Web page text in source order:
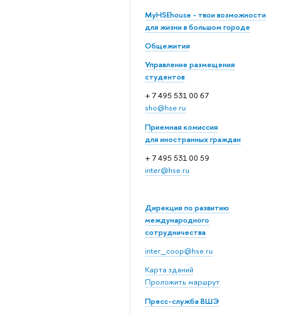
MyHSEhouse - твои возможности
для жизни в большом городе
Общежития
Управление размещения
студентов
+ 7 495 531 00 67
sho@hse.ru
Приемная комиссия
для иностранных граждан
+ 7 495 531 00 59
inter@hse.ru
Дирекция по развитию
международного
сотрудничества
inter_coop@hse.ru
Карта зданий
Проложить маршрут
Пресс-служба ВШЭ